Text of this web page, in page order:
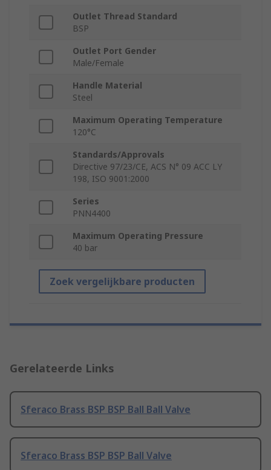
Outlet Thread Standard
BSP
Outlet Port Gender
Male/Female
Handle Material
Steel
Maximum Operating Temperature
120°C
Standards/Approvals
Directive 97/23/CE, ACS N° 09 ACC LY
198, ISO 9001:2000
Series
PNN4400
Maximum Operating Pressure
40 bar
Zoek vergelijkbare producten
Gerelateerde Links
Sferaco Brass BSP BSP Ball Ball Valve
Sferaco Brass BSP BSP Ball Valve